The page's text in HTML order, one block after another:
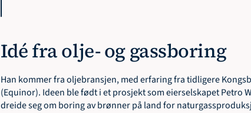
Idé fra olje- og gassboring
Han kommer fra oljebransjen, med erfaring fra tidligere
(Equinor). Ideen ble født i et prosjekt som eierselskapet Petro
dreide seg om boring av brønner på land for